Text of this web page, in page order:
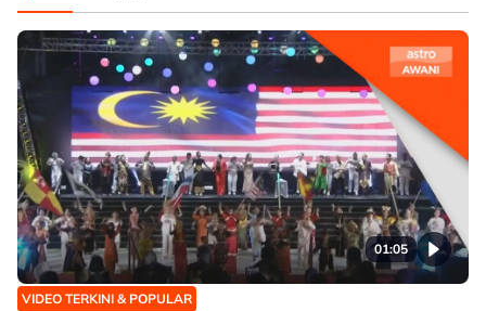
01:05
VIDEO TERKINI & POPULAR